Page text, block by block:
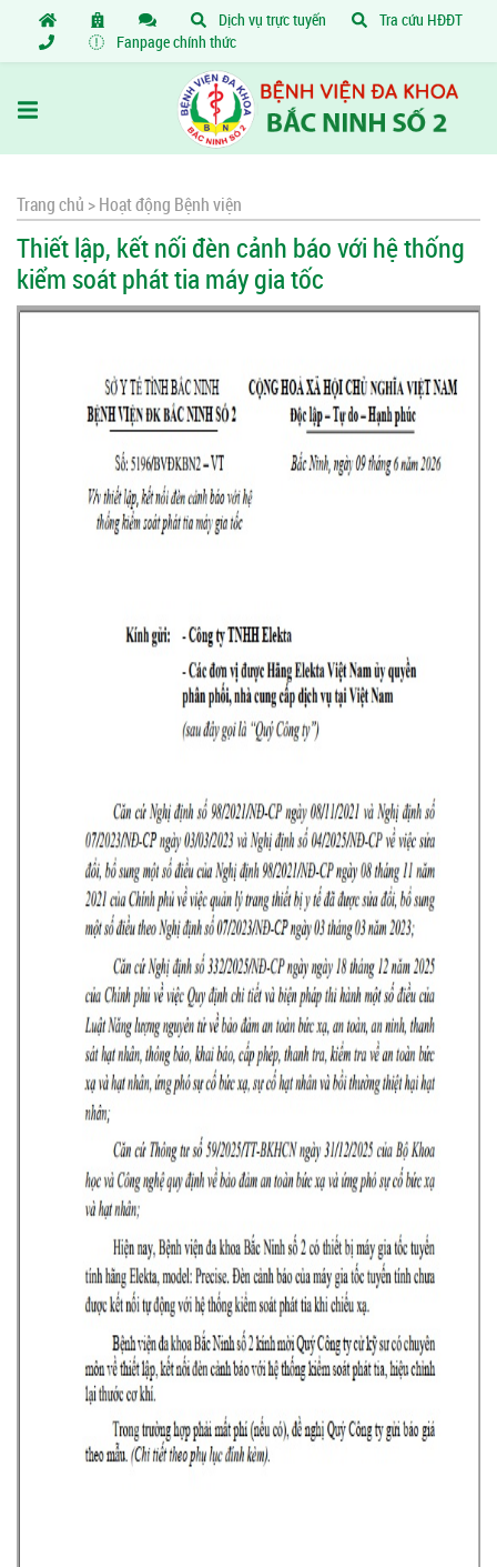
Dịch vụ trực tuyến
Tra cứu HĐĐT
Fanpage chính thức
Trang chủ >Hoạt động Bệnh viện
Thiết lập, kết nối đèn cảnh báo với hệ thống
kiểm soát phát tia máy gia tốc